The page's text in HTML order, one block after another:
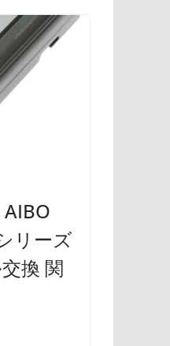
リーズ
換 関